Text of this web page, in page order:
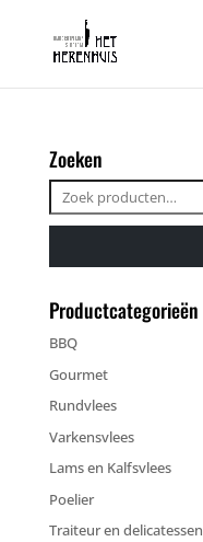
Zoeken
Zoeken
naar:
Productcategorieën
BBQ
Gourmet
Rundvlees
Varkensvlees
Lams en Kalfsvlees
Poelier
Traiteur en delicatessen